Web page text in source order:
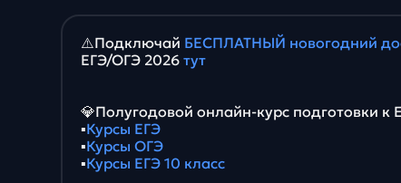
⚠️Подключай БЕСПЛАТНЫЙ новогодний
ЕГЭ/ОГЭ 2026 тут
💎Полугодовой онлайн-курс подготовки к
▪️Курсы ЕГЭ
▪️Курсы ОГЭ
▪️Курсы ЕГЭ 10 класс